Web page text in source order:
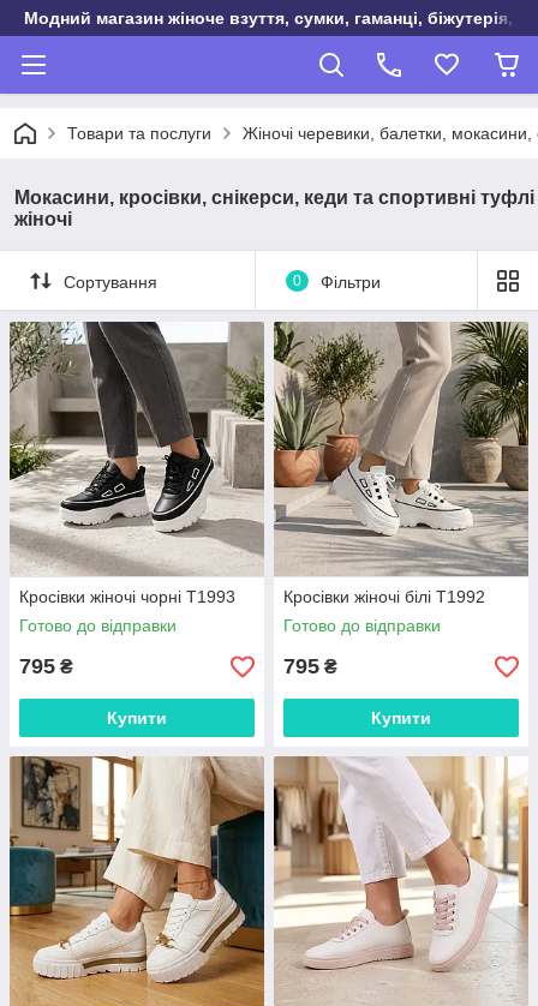
Модний магазин жіноче взуття, сумки, гаманці, біжутерія,
Товари та послуги Жіночі черевики, балетки, мокасини,
Мокасини, кросівки, снікерси, кеди та спортивні туфлі
жіночі
Сортування 0 Фільтри
Кросівки жіночі чорні Т1993
Готово до відправки
795 ₴
Купити
Кросівки жіночі білі Т1992
Готово до відправки
795 ₴
Купити